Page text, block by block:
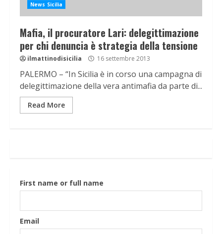
News Sicilia
Mafia, il procuratore Lari: delegittimazione
per chi denuncia è strategia della tensione
ilmattinodisicilia 16 settembre 2013
PALERMO – “In Sicilia è in corso una campagna di
delegittimazione della vera antimafia da parte di...
Read More
First name or full name
Email